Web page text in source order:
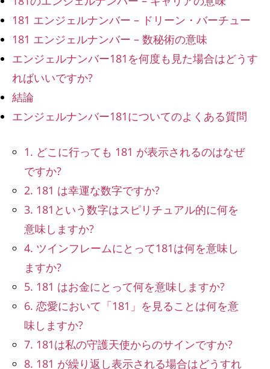
181 エンジェルナンバー – ドリーン・バーチュー
181 エンジェルナンバー – 数秘術の意味
エンジェルナンバー181を何度も見た場合はどうす
ればいいですか?
結論
エンジェルナンバー181についてのよくある質問
1. どこに行っても 181 が表示されるのはなぜ
ですか?
2. 181 は幸運な数字ですか?
3. 181という数字はスピリチュアル的に何を
意味しますか?
4. ツインフレームにとって181は何を意味し
ますか?
5. 181 はお金にとって何を意味しますか?
6. 恋愛において「181」を見ることは何を意
味しますか?
7. 181は私の守護天使からのサインですか?
8. 181 が繰り返し表示される場合はどうすれ